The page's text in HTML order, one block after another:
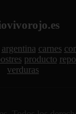
argentina carnes
producto
verduras